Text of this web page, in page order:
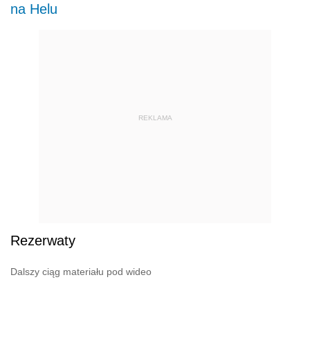
na Helu
REKLAMA
Rezerwaty
Dalszy ciąg materiału pod wideo